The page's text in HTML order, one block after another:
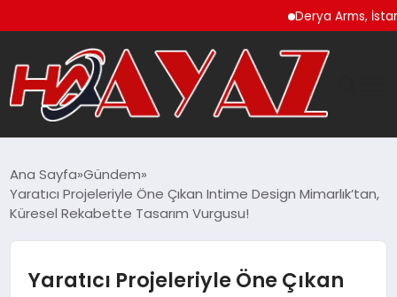
Derya Arms, İstanbul
DÜNYA
Ana Sayfa Gündem
Yaratıcı Projeleriyle Öne Çıkan Intime Design Mimarlık’tan,
Küresel Rekabette Tasarım Vurgusu!
Yaratıcı Projeleriyle Öne Çıkan